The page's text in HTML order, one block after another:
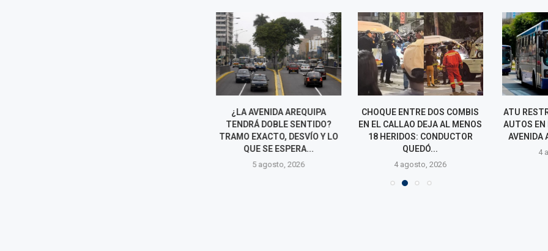
¿LA AVENIDA AREQUIPA
TENDRÁ DOBLE SENTIDO?
TRAMO EXACTO, DESVÍO Y LO
QUE SE ESPERA...
5 agosto, 2026
CHOQUE ENTRE DOS COMBIS
EN EL CALLAO DEJA AL MENOS
18 HERIDOS: CONDUCTOR
QUEDÓ...
4 agosto, 2026
ATU
AUTOS EN
AVENIDA
4